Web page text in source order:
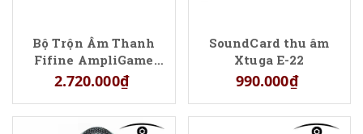
Bộ Trộn Âm Thanh
Fifine AmpliGame
SC8 Cho Livestream
2.720.000₫
SoundCard thu âm
Xtuga E-22
990.000₫